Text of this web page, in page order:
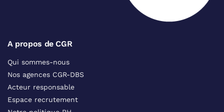
A propos de CGR
Qui sommes-nous
Nos agences CGR-DBS
Acteur responsable
Espace recrutement